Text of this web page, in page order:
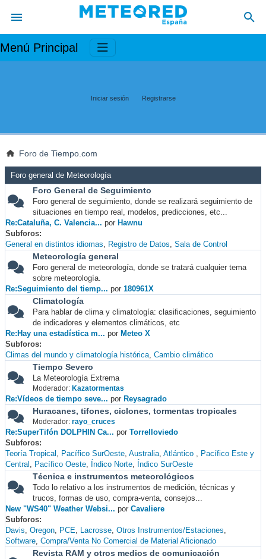
Menú Principal
Iniciar sesión Registrarse
Foro de Tiempo.com
Foro general de Meteorología
Foro General de Seguimiento
Foro general de seguimiento, donde se realizará seguimiento de
situaciones en tiempo real, modelos, predicciones, etc...
Re:Cataluña, C. Valencia... por Hawnu
Subforos
General en distintos idiomas
Registro de Datos Sala de Control
Meteorología general
Foro general de meteorología, donde se tratará cualquier tema
sobre meteorología.
Re:Seguimiento del tiemp... por 180961X
Climatología
Para hablar de clima y climatología: clasificaciones, seguimiento
de indicadores y elementos climáticos, etc
Re:Hay una estadística m... por Meteo X
Subforos
Climas del mundo y climatología histórica Cambio climático
Tiempo Severo
La Meteorología Extrema
Moderador: Kazatormentas
Re:Vídeos de tiempo seve... por Reysagrado
Huracanes, tifones, ciclones, tormentas tropicales
Moderador: rayo_cruces
Re:SuperTifón DOLPHIN Ca... por Torrelloviedo
Subforos
Teoría Tropical
Pacífico SurOeste Australia Atlántico
Pacífico Este y
Central
Pacífico Oeste Índico Norte Índico SurOeste
Técnica e instrumentos meteorológicos
Todo lo relativo a los instrumentos de medición, técnicas y
trucos, formas de uso, compra-venta, consejos...
New "WS40" Weather Websi... por Cavaliere
Subforos
Davis Oregon PCE Lacrosse Otros Instrumentos/Estaciones
Software Compra/Venta No Comercial de Material Aficionado
Revista RAM y otros medios de comunicación